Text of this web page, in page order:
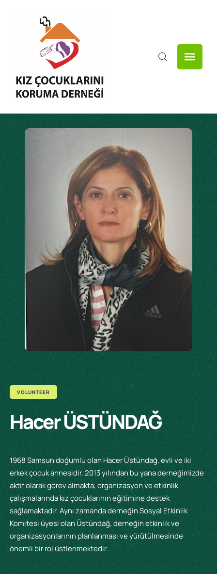
VOLUNTEER
Hacer ÜSTÜNDAĞ
1968 Samsun doğumlu olan Hacer Üstündağ, evli ve iki
erkek çocuk annesidir. 2013 yılından bu yana derneğimizde
aktif olarak görev almakta, organizasyon ve etkinlik
çalışmalarında kız çocuklarının eğitimine destek
sağlamaktadır. Aynı zamanda derneğin Sosyal Etkinlik
Komitesi üyesi olan Üstündağ, derneğin etkinlik ve
organizasyonlarının planlanması ve yürütülmesinde
önemli bir rol üstlenmektedir.